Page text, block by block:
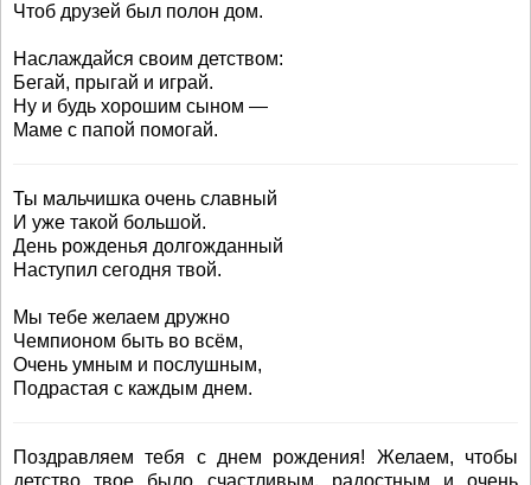
Чтоб друзей был полон дом.
Наслаждайся своим детством:
Бегай, прыгай и играй.
Ну и будь хорошим сыном —
Маме с папой помогай.
Ты мальчишка очень славный
И уже такой большой.
День рожденья долгожданный
Наступил сегодня твой.
Мы тебе желаем дружно
Чемпионом быть во всём,
Очень умным и послушным,
Подрастая с каждым днем.
Поздравляем тебя с днем рождения! Желаем, чтобы
детство твое было счастливым, радостным и очень